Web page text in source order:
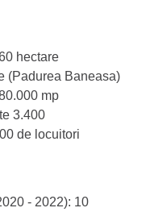
hectare
(Padurea Baneasa)
mp
3.400
de locuitori
- 2022): 10